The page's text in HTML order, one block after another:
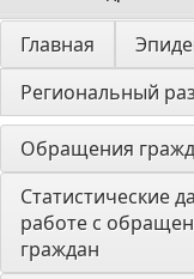
Главная
Региональный
Обращения
Статистические
работе с
граждан